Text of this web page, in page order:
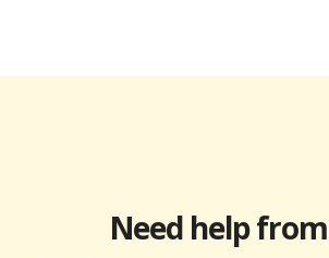
Need help